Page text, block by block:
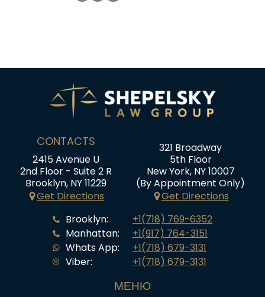
CONTACTS
2415 Avenue U
2nd Floor - Suite 2 R
Brooklyn, NY 11229
Get Directions
321 Broadway
5th Floor
New York, NY 10007
(By Appointment Only)
Get Directions
Brooklyn:
Manhattan:
Whats App:
Viber:
+1(718) 769-6352
+1(917) 764-3151
+1(718) 679-3131
+1(718) 679-3131
МЕНЮ